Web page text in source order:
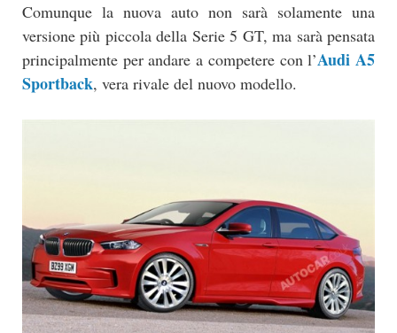
Comunque la nuova auto non sarà solamente una
versione più piccola della Serie 5 GT, ma sarà pensata
principalmente per andare a competere con l’Audi A5
Sportback, vera rivale del nuovo modello.